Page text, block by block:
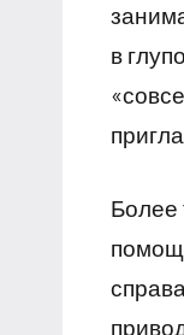
в
Более